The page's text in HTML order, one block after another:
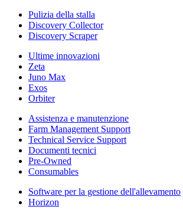
Pulizia della stalla
Discovery Collector
Discovery Scraper
Ultime innovazioni
Zeta
Juno Max
Exos
Orbiter
Assistenza e manutenzione
Farm Management Support
Technical Service Support
Documenti tecnici
Pre-Owned
Consumables
Software per la gestione dell'allevamento
Horizon